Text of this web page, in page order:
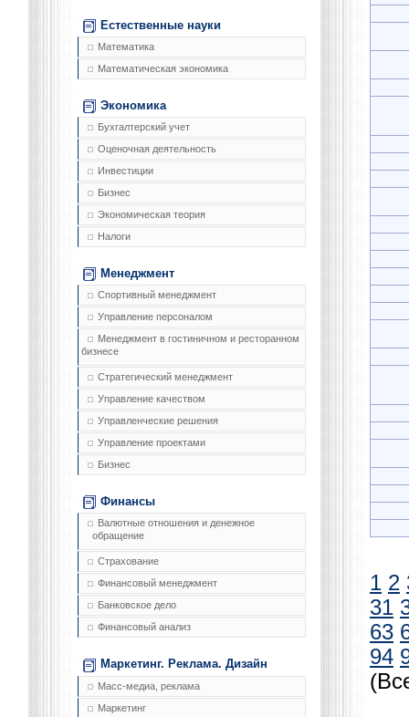
Естественные науки
Математика
Математическая экономика
Экономика
Бухгалтерский учет
Оценочная деятельность
Инвестиции
Бизнес
Экономическая теория
Налоги
Менеджмент
Спортивный менеджмент
Управление персоналом
Менеджмент в гостиничном и ресторанном
бизнесе
Стратегический менеджмент
Управление качеством
Управленческие решения
Управление проектами
Бизнес
Финансы
Валютные отношения и денежное
обращение
Страхование
Финансовый менеджмент
Банковское дело
Финансовый анализ
Маркетинг. Реклама. Дизайн
Масс-медиа, реклама
Маркетинг
1 2
31
63
94